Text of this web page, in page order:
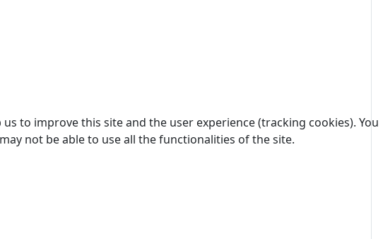
to improve this site and the user experience (tracking cookies). You
not be able to use all the functionalities of the site.